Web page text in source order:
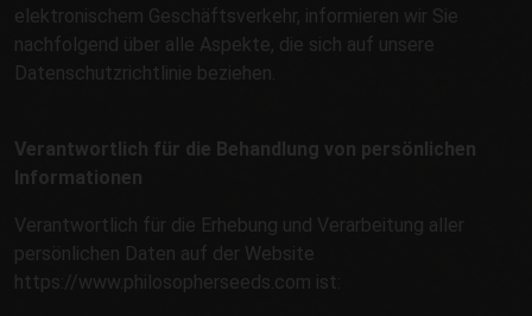
elektronischem Geschäftsverkehr, informieren wir Sie
nachfolgend über alle Aspekte, die sich auf unsere
Datenschutzrichtlinie beziehen.
Verantwortlich für die Behandlung von persönlichen
Informationen
Verantwortlich für die Erhebung und Verarbeitung aller
persönlichen Daten auf der Website
https://www.philosopherseeds.com ist: